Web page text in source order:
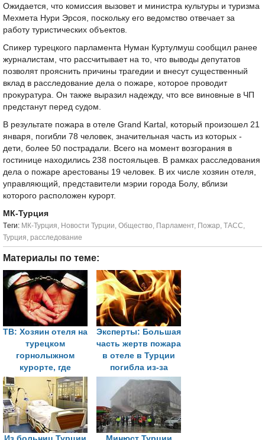
Ожидается, что комиссия вызовет и министра культуры и туризма
Мехмета Нури Эрсоя, поскольку его ведомство отвечает за
работу туристических объектов.
Спикер турецкого парламента Нуман Куртулмуш сообщил ранее
журналистам, что рассчитывает на то, что выводы депутатов
позволят прояснить причины трагедии и внесут существенный
вклад в расследование дела о пожаре, которое проводит
прокуратура. Он также выразил надежду, что все виновные в ЧП
предстанут перед судом.
В результате пожара в отеле Grand Kartal, который произошел 21
января, погибли 78 человек, значительная часть из которых -
дети, более 50 пострадали. Всего на момент возгорания в
гостинице находились 238 постояльцев. В рамках расследования
дела о пожаре арестованы 19 человек. В их числе хозяин отеля,
управляющий, представители мэрии города Болу, вблизи
которого расположен курорт.
МК-Турция
Tеги: МК-Турция, Новости Турции, Общество, Парламент, Пожар, ТАСС,
Турция, расследование
Материалы по теме:
ТВ: Хозяин отеля на
турецком
горнолыжном
курорте, где
произошел
крупный пожар,
арестован
Эксперты: Большая
часть жертв пожара
в отеле в Турции
погибла из-за
угарного газа